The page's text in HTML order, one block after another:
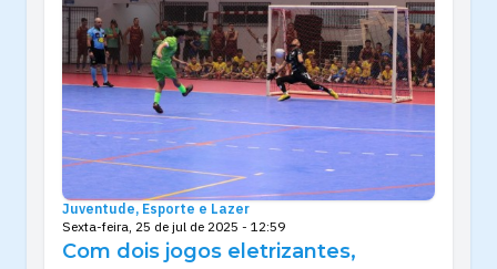
Juventude, Esporte e Lazer
Sexta-feira, 25 de jul de 2025 - 12:59
Com dois jogos eletrizantes,